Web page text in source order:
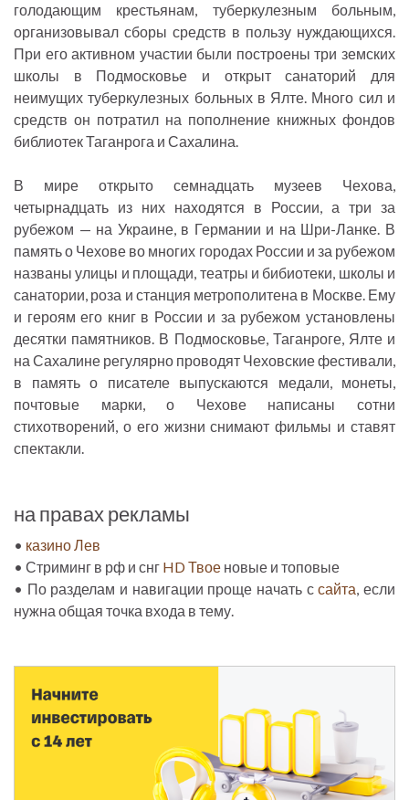
голодающим крестьянам, туберкулезным больным,
организовывал сборы средств в пользу нуждающихся.
При его активном участии были построены три земских
школы в Подмосковье и открыт санаторий для
неимущих туберкулезных больных в Ялте. Много сил и
средств он потратил на пополнение книжных фондов
библиотек Таганрога и Сахалина.
В мире открыто семнадцать музеев Чехова,
четырнадцать из них находятся в России, а три за
рубежом — на Украине, в Германии и на Шри-Ланке. В
память о Чехове во многих городах России и за рубежом
названы улицы и площади, театры и бибиотеки, школы и
санатории, роза и станция метрополитена в Москве. Ему
и героям его книг в России и за рубежом установлены
десятки памятников. В Подмосковье, Таганроге, Ялте и
на Сахалине регулярно проводят Чеховские фестивали,
в память о писателе выпускаются медали, монеты,
почтовые марки, о Чехове написаны сотни
стихотворений, о его жизни снимают фильмы и ставят
спектакли.
на правах рекламы
• казино Лев
• Стриминг в рф и снг HD Твое новые и топовые
• По разделам и навигации проще начать ссайта, если
нужна общая точка входа в тему.